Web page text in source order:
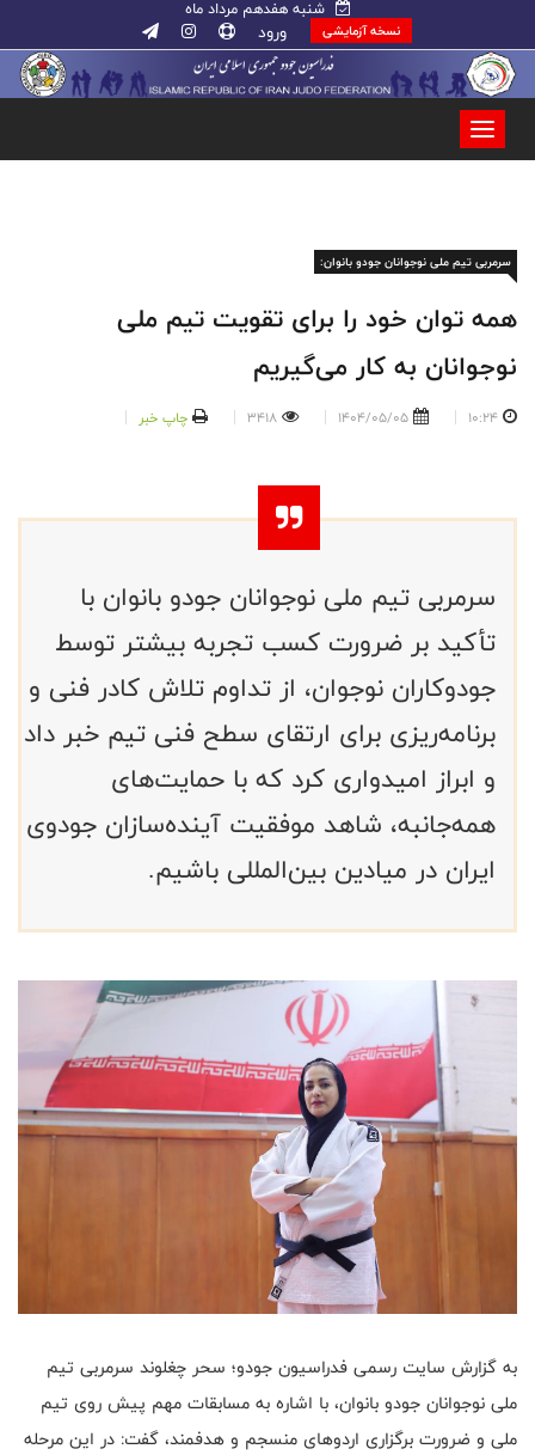
شنبه هفدهم مرداد ماه
نسخه آزمایشی ورود
سرمربی تیم ملی نوجوانان جودو بانوان:
همه توان خود را برای تقویت تیم ملی
نوجوانان به کار می‌گیریم
10:24
1404/05/05
3418 چاپ خبر
سرمربی تیم ملی نوجوانان جودو بانوان با
تأکید بر ضرورت کسب تجربه بیشتر توسط
جودوکاران نوجوان، از تداوم تلاش کادر فنی و
برنامه‌ریزی برای ارتقای سطح فنی تیم خبر داد
و ابراز امیدواری کرد که با حمایت‌های
همه‌جانبه، شاهد موفقیت آینده‌سازان جودوی
ایران در میادین بین‌المللی باشیم.
به گزارش سایت رسمی فدراسیون جودو؛ سحر چغلوند سرمربی تیم
ملی نوجوانان جودو بانوان، با اشاره به مسابقات مهم پیش روی تیم
ملی و ضرورت برگزاری اردوهای منسجم و هدفمند، گفت: در این مرحله